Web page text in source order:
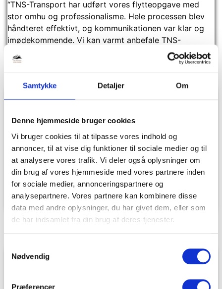
Samtykke Detaljer Om
Denne hjemmeside bruger cookies
Vi bruger cookies til at tilpasse vores indhold og
annoncer, til at vise dig funktioner til sociale medier og til
at analysere vores trafik. Vi deler også oplysninger om
din brug af vores hjemmeside med vores partnere inden
for sociale medier, annonceringspartnere og
analysepartnere. Vores partnere kan kombinere disse
data med andre oplysninger, du har givet dem, eller som
de har indsamlet fra din brug af deres tjenester.
Nødvendig
Præferencer
“TNS-Transport har udført vores flytteopgave med
stor omhu og professionalisme. Hele processen blev
håndteret effektivt, og kommunikationen var klar og
imødekommende. Vi kan varmt anbefale TNS-
Transport som en pålidelig samarbejdspartner.”
Region Sjælland
Psykiatrien
“TNS-Transport har udført vores flytteopgave med
stor omhu og professionalisme. Hele processen blev
håndteret effektivt, og kommunikationen var klar og
imødekommende. Vi kan varmt anbefale TNS-
Transport som en pålidelig samarbejdspartner.”
Ringsted Kommune